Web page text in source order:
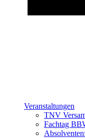
Veranstaltungen
TNV
Fachtag